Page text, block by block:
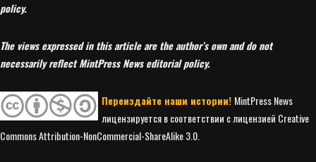
policy.
The views expressed in this article are the author’s own and do not
necessarily reflect MintPress News editorial policy.
Переиздайте наши истории! MintPress News
лицензируется в соответствии с лицензией Creative
Commons Attribution-NonCommercial-ShareAlike 3.0.